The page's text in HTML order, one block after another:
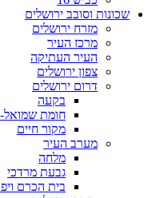
שכונות וסובב ירושלים
מזרח ירושלים
מרכז העיר
העיר העתיקה
צפון ירושלים
דרום ירושלים
בקעה
חומת
מקור חיים
מערב העיר
מלחה
גבעת מרדכי
בית הכרם